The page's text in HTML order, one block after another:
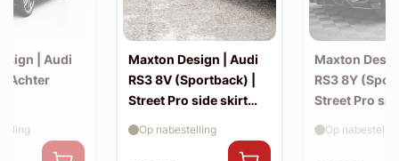
| Audi
| Achter
Maxton Design | Audi
RS3 8V (Sportback) |
Street Pro side skirt
splitter flaps
Op nabestelling
Maxton
RS3 8Y
Street Pro
splitter flaps
Op